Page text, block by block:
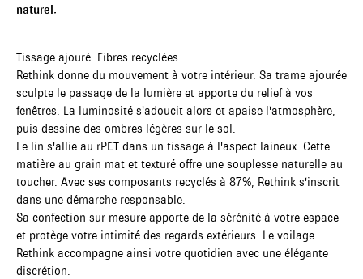
naturel.
Tissage ajouré. Fibres recyclées.
Rethink donne du mouvement à votre intérieur. Sa trame ajourée
sculpte le passage de la lumière et apporte du relief à vos
fenêtres. La luminosité s'adoucit alors et apaise l'atmosphère,
puis dessine des ombres légères sur le sol.
Le lin s'allie au rPET dans un tissage à l'aspect laineux. Cette
matière au grain mat et texturé offre une souplesse naturelle au
toucher. Avec ses composants recyclés à 87%, Rethink s'inscrit
dans une démarche responsable.
Sa confection sur mesure apporte de la sérénité à votre espace
et protège votre intimité des regards extérieurs. Le voilage
Rethink accompagne ainsi votre quotidien avec une élégante
discrétion.